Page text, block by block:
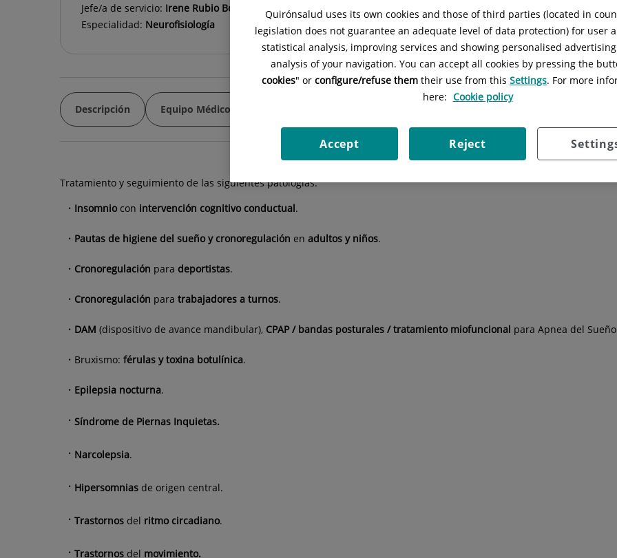
Jefe/a de servicio: Irene Rubio Bollinger Situación: Edificio 3, planta 0
Especialidad: Neurofisiología
Descripción Equipo Médico
Tratamiento y seguimiento de las siguientes patologías:
Insomniocon intervención cognitivo conductual.
Pautas de higiene del sueño y cronoregulación en adultos y niños.
Cronoregulación para deportistas.
Cronoregulación para trabajadores a turnos.
DAM (dispositivo de avance mandibular), CPAP / bandas posturales / tratamiento miofuncional para Apnea del
Bruxismo: férulas y toxina botulínica.
Epilepsia nocturna.
Síndrome de Piernas Inquietas.
Narcolepsia.
Hipersomnias de origen central.
Trastornos del ritmo circadiano.
Trastornos del movimiento.
Quirónsalud uses its own cookies and those of third parties (located in
legislation does not guarantee an adequate level of data protection) for user
statistical analysis, improving services and showing personalised
analysis of your navigation. You can accept all cookies by pressing the
cookies" or configure/refuse them their use from this Settings. For more
here: Cookie policy
Reject
Accept